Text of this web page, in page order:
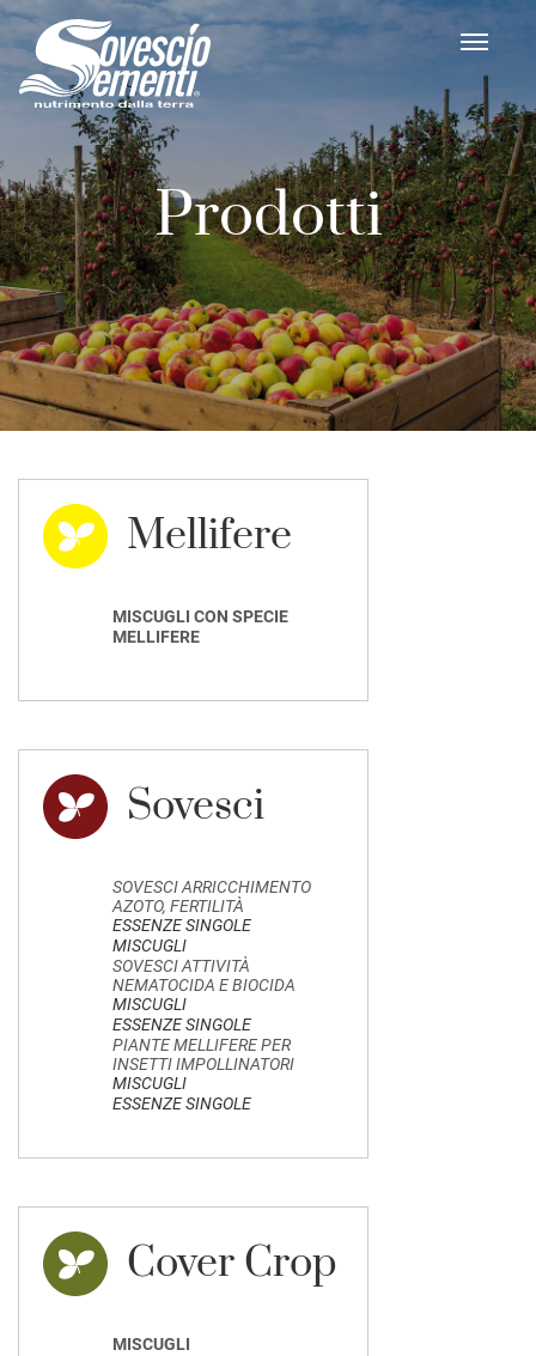
Prodotti
Mellifere
MISCUGLI CON SPECIE
MELLIFERE
Sovesci
SOVESCI ARRICCHIMENTO
AZOTO, FERTILITÀ
ESSENZE SINGOLE
MISCUGLI
SOVESCI ATTIVITÀ
NEMATOCIDA E BIOCIDA
MISCUGLI
ESSENZE SINGOLE
PIANTE MELLIFERE PER
INSETTI IMPOLLINATORI
MISCUGLI
ESSENZE SINGOLE
Cover Crop
MISCUGLI